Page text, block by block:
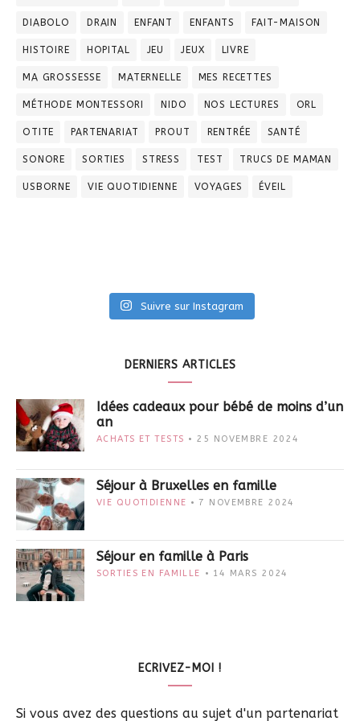
DIABOLO DRAIN ENFANT ENFANTS FAIT-MAISON
HISTOIRE HOPITAL JEU JEUX LIVRE
MA GROSSESSE MATERNELLE MES RECETTES
MÉTHODE MONTESSORI NIDO NOS LECTURES ORL
OTITE PARTENARIAT PROUT RENTRÉE SANTÉ
SONORE SORTIES STRESS TEST TRUCS DE MAMAN
USBORNE VIE QUOTIDIENNE VOYAGES ÉVEIL
Suivre sur Instagram
DERNIERS ARTICLES
Idées cadeaux pour bébé de moins d’un
an
ACHATS ET TESTS 25 NOVEMBRE 2024
Séjour à Bruxelles en famille
VIE QUOTIDIENNE 7 NOVEMBRE 2024
Séjour en famille à Paris
SORTIES EN FAMILLE 14 MARS 2024
ECRIVEZ-MOI !
Si vous avez des questions au sujet d'un partenariat